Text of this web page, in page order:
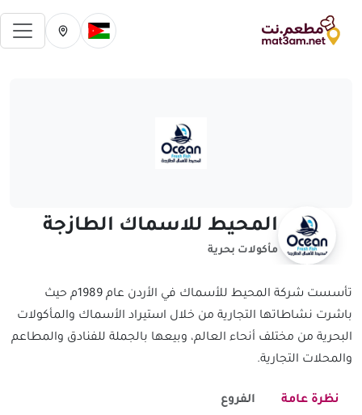
تغيير الدولة الحالية
تغيير المدينة
المحيط للاسماك الطازجة
مأكولات بحرية
تأسست شركة المحيط للأسماك في الأردن عام 1989م حيث
باشرت نشاطاتها التجارية من خلال استيراد الأسماك والمأكولات
البحرية من مختلف أنحاء العالم، وبيعها بالجملة للفنادق والمطاعم
والمحلات التجارية.
نظرة عامة الفروع